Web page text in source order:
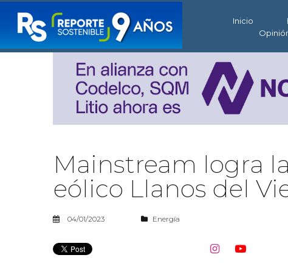
Inicio
Mainstream logra
eólico Llanos del
04/01/2023 Energía
 